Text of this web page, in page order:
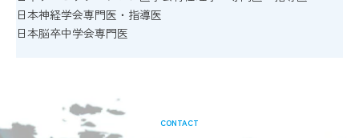
日本神経学会専門医・指導医
日本脳卒中学会専門医
CONTACT